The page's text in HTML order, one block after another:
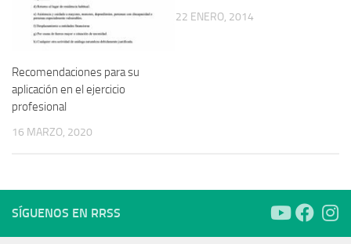
Recomendaciones para su
aplicación en el ejercicio
profesional
16 MARZO, 2020
22 ENERO, 2014
SÍGUENOS EN RRSS